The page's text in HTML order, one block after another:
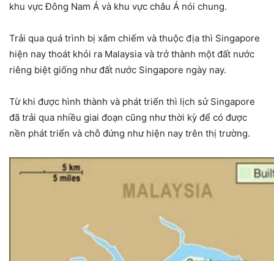
khu vực Đông Nam Á và khu vực châu Á nói chung.
Trải qua quá trình bị xâm chiếm và thuộc địa thì Singapore
hiện nay thoát khỏi ra Malaysia và trở thành một đất nước
riêng biệt giống như đất nước Singapore ngày nay.
Từ khi được hình thành và phát triển thì lịch sử Singapore
đã trải qua nhiều giai đoạn cũng như thời kỳ để có được
nền phát triển và chỗ đứng như hiện nay trên thị trường.